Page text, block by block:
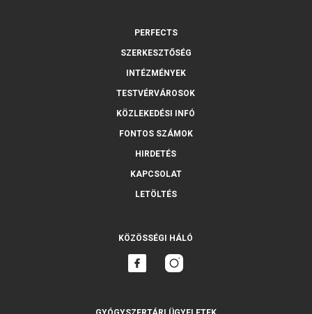
PERFECTS
SZERKESZTŐSÉG
INTÉZMÉNYEK
TESTVÉRVÁROSOK
KÖZLEKEDÉSI INFÓ
FONTOS SZÁMOK
HIRDETÉS
KAPCSOLAT
LETÖLTÉS
KÖZÖSSÉGI HÁLÓ